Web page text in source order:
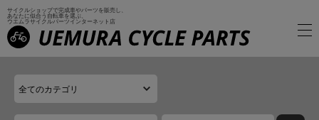
サイクルショップで完成車やパーツを販売し、
あなたに似合う自転車を選ぶ、
ウエムラサイクルパーツインターネット店